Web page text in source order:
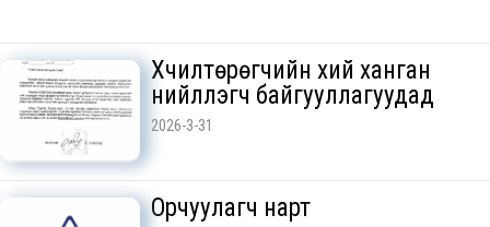
Хүчилтөрөгчийн хий ханган
нийлүүлэгч байгууллагуудад
2026-3-31
Орчуулагч нарт